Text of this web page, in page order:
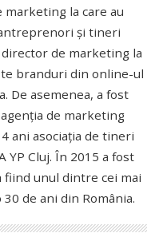
la care au
și tineri
de marketing la
branduri din online-ul
De asemenea, a fost
de marketing
ani asociația de tineri
YP Cluj. În 2015 a fost
fiind unul dintre cei mai
de ani din România.